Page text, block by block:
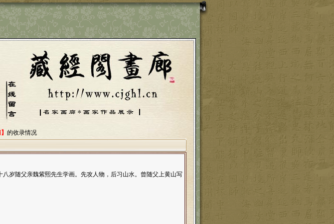
的收录情况
岁随父亲魏紫熙先生学画。先攻人物，后习山水。曾随父上黄山写